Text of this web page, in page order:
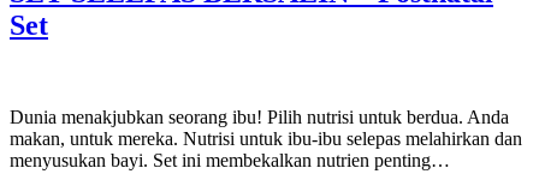
Set
Dunia menakjubkan seorang ibu! Pilih nutrisi untuk berdua. Anda
makan, untuk mereka. Nutrisi untuk ibu-ibu selepas melahirkan dan
menyusukan bayi. Set ini membekalkan nutrien penting…